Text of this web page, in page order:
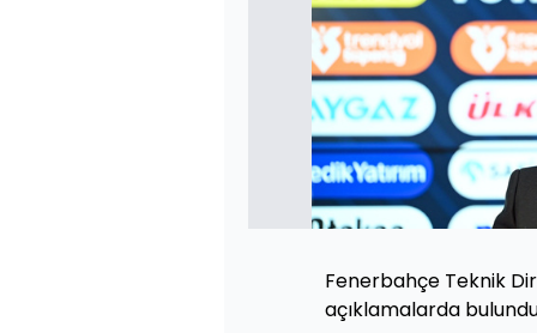
Fenerbahçe Teknik
açıklamalarda